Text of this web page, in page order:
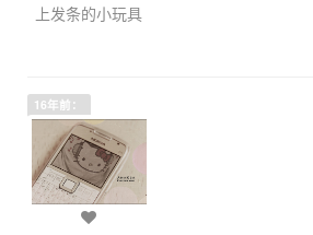
上发条的小玩具
16年前：